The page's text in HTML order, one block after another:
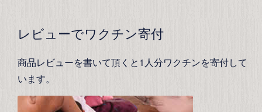
レビューでワクチン寄付
商品レビューを書いて頂くと1人分ワクチンを寄付して
います。